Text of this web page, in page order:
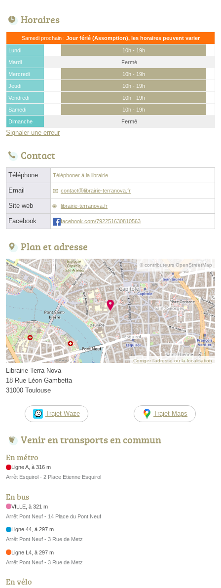
Horaires
Samedi prochain : Jour férié (Assomption), les horaires peuvent varier
Lundi
10h - 19h
Mardi
Fermé
Mercredi
10h - 19h
Jeudi
10h - 19h
Vendredi
10h - 19h
Samedi
10h - 19h
Dimanche
Fermé
Signaler une erreur
Contact
Téléphone Téléphoner à la librairie
Email contactⓐlibrairie-terranova.fr
Site web librairie-terranova.fr
Facebook facebook.com/792251630810563
Plan et adresse
© contributeurs OpenStreetMap
Corriger l’adresse ou la localisation
Librairie Terra Nova
18 Rue Léon Gambetta
31000 Toulouse
Trajet Waze Trajet Maps
Venir en transports en commun
En métro
Ligne A, à 316 m
Arrêt Esquirol - 2 Place Etienne Esquirol
En bus
VILLE, à 321 m
Arrêt Pont Neuf - 14 Place du Pont Neuf
Ligne 44, à 297 m
Arrêt Pont Neuf - 3 Rue de Metz
Ligne L4, à 297 m
Arrêt Pont Neuf - 3 Rue de Metz
En vélo